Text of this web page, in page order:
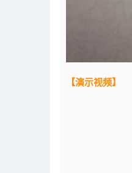
【演示视频】